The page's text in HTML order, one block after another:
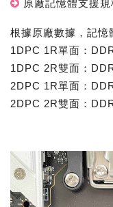
原廠記憶體支援規
根據原廠數據，記憶
1DPC 1R單面：
1DPC 2R雙面：
2DPC 1R單面：
2DPC 2R雙面：